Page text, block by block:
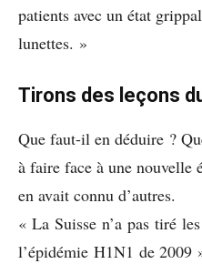
patients avec un état
lunettes. »
Tirons des leçons
Que faut-il en déduire ?
à faire face à une nouvelle
en avait connu d’autres.
« La Suisse n’a pas tiré
l’épidémie H1N1 de 2009